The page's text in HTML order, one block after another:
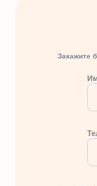
Закажите